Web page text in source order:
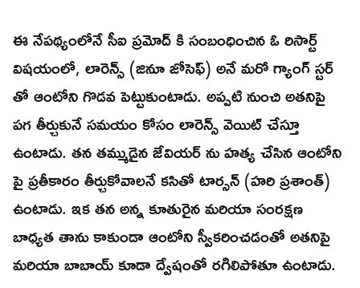
ఈ నేపథ్యంలోనే సీఐ ప్రమోద్ కి సంబంధించిన ఓ రిసార్ట్
విషయంలో, లారెన్స్ (జినూ జోసెఫ్) అనే మరో గ్యాంగ్ స్టర్
తో ఆంటోని గొడవ పెట్టుకుంటాడు. అప్పటి నుంచి అతనిపై
పగ తీర్చుకునే సమయం కోసం లారెన్స్ వెయిట్ చేస్తూ
ఉంటాడు. తన తమ్ముడైన జేవియర్ ను హత్య చేసిన ఆంటోని
పై ప్రతీకారం తీర్చుకోవాలనే కసితో టార్సన్ (హరి ప్రశాంత్)
ఉంటాడు. ఇక తన అన్న కూతురైన మరియా సంరక్షణ
బాధ్యత తాను కాకుండా ఆంటోని స్వీకరించడంతో అతనిపై
మరియా బాబాయ్ కూడా ద్వేషంతో రగిలిపోతూ ఉంటాడు.